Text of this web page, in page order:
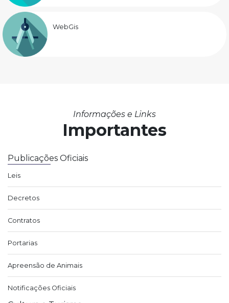
WebGis
Informações e Links
Importantes
Publicações Oficiais
Leis
Decretos
Contratos
Portarias
Apreensão de Animais
Notificações Oficiais